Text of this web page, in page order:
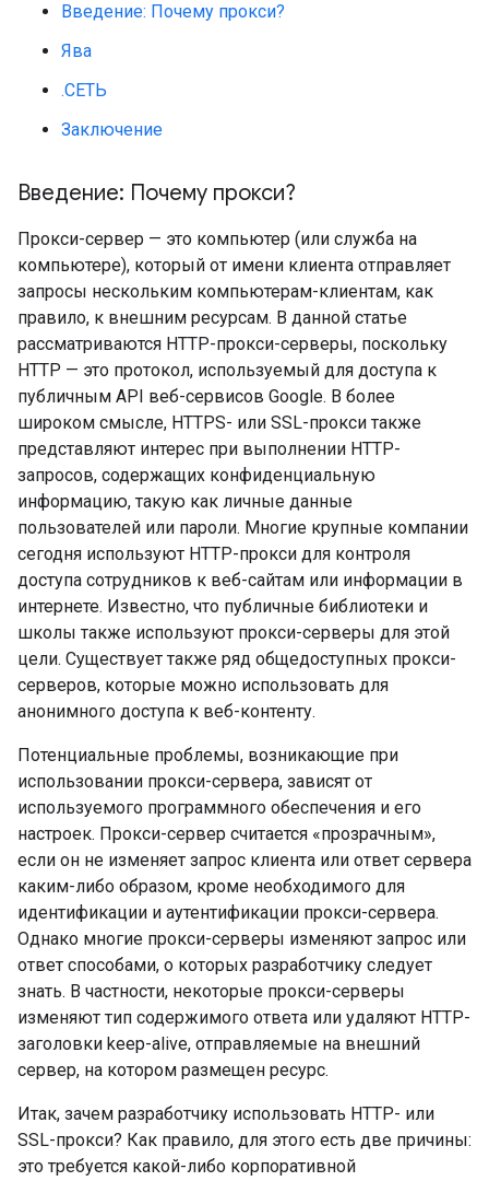
Введение: Почему прокси?
Ява
.СЕТЬ
Заключение
Введение: Почему прокси?
Прокси-сервер — это компьютер (или служба на
компьютере), который от имени клиента отправляет
запросы нескольким компьютерам-клиентам, как
правило, к внешним ресурсам. В данной статье
рассматриваются HTTP-прокси-серверы, поскольку
HTTP — это протокол, используемый для доступа к
публичным API веб-сервисов Google. В более
широком смысле, HTTPS- или SSL-прокси также
представляют интерес при выполнении HTTP-
запросов, содержащих конфиденциальную
информацию, такую как личные данные
пользователей или пароли. Многие крупные компании
сегодня используют HTTP-прокси для контроля
доступа сотрудников к веб-сайтам или информации в
интернете. Известно, что публичные библиотеки и
школы также используют прокси-серверы для этой
цели. Существует также ряд общедоступных прокси-
серверов, которые можно использовать для
анонимного доступа к веб-контенту.
Потенциальные проблемы, возникающие при
использовании прокси-сервера, зависят от
используемого программного обеспечения и его
настроек. Прокси-сервер считается «прозрачным»,
если он не изменяет запрос клиента или ответ сервера
каким-либо образом, кроме необходимого для
идентификации и аутентификации прокси-сервера.
Однако многие прокси-серверы изменяют запрос или
ответ способами, о которых разработчику следует
знать. В частности, некоторые прокси-серверы
изменяют тип содержимого ответа или удаляют HTTP-
заголовки keep-alive, отправляемые на внешний
сервер, на котором размещен ресурс.
Итак, зачем разработчику использовать HTTP- или
SSL-прокси? Как правило, для этого есть две причины:
это требуется какой-либо корпоративной